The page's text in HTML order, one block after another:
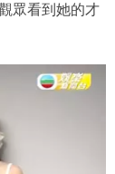
眾看到她的才